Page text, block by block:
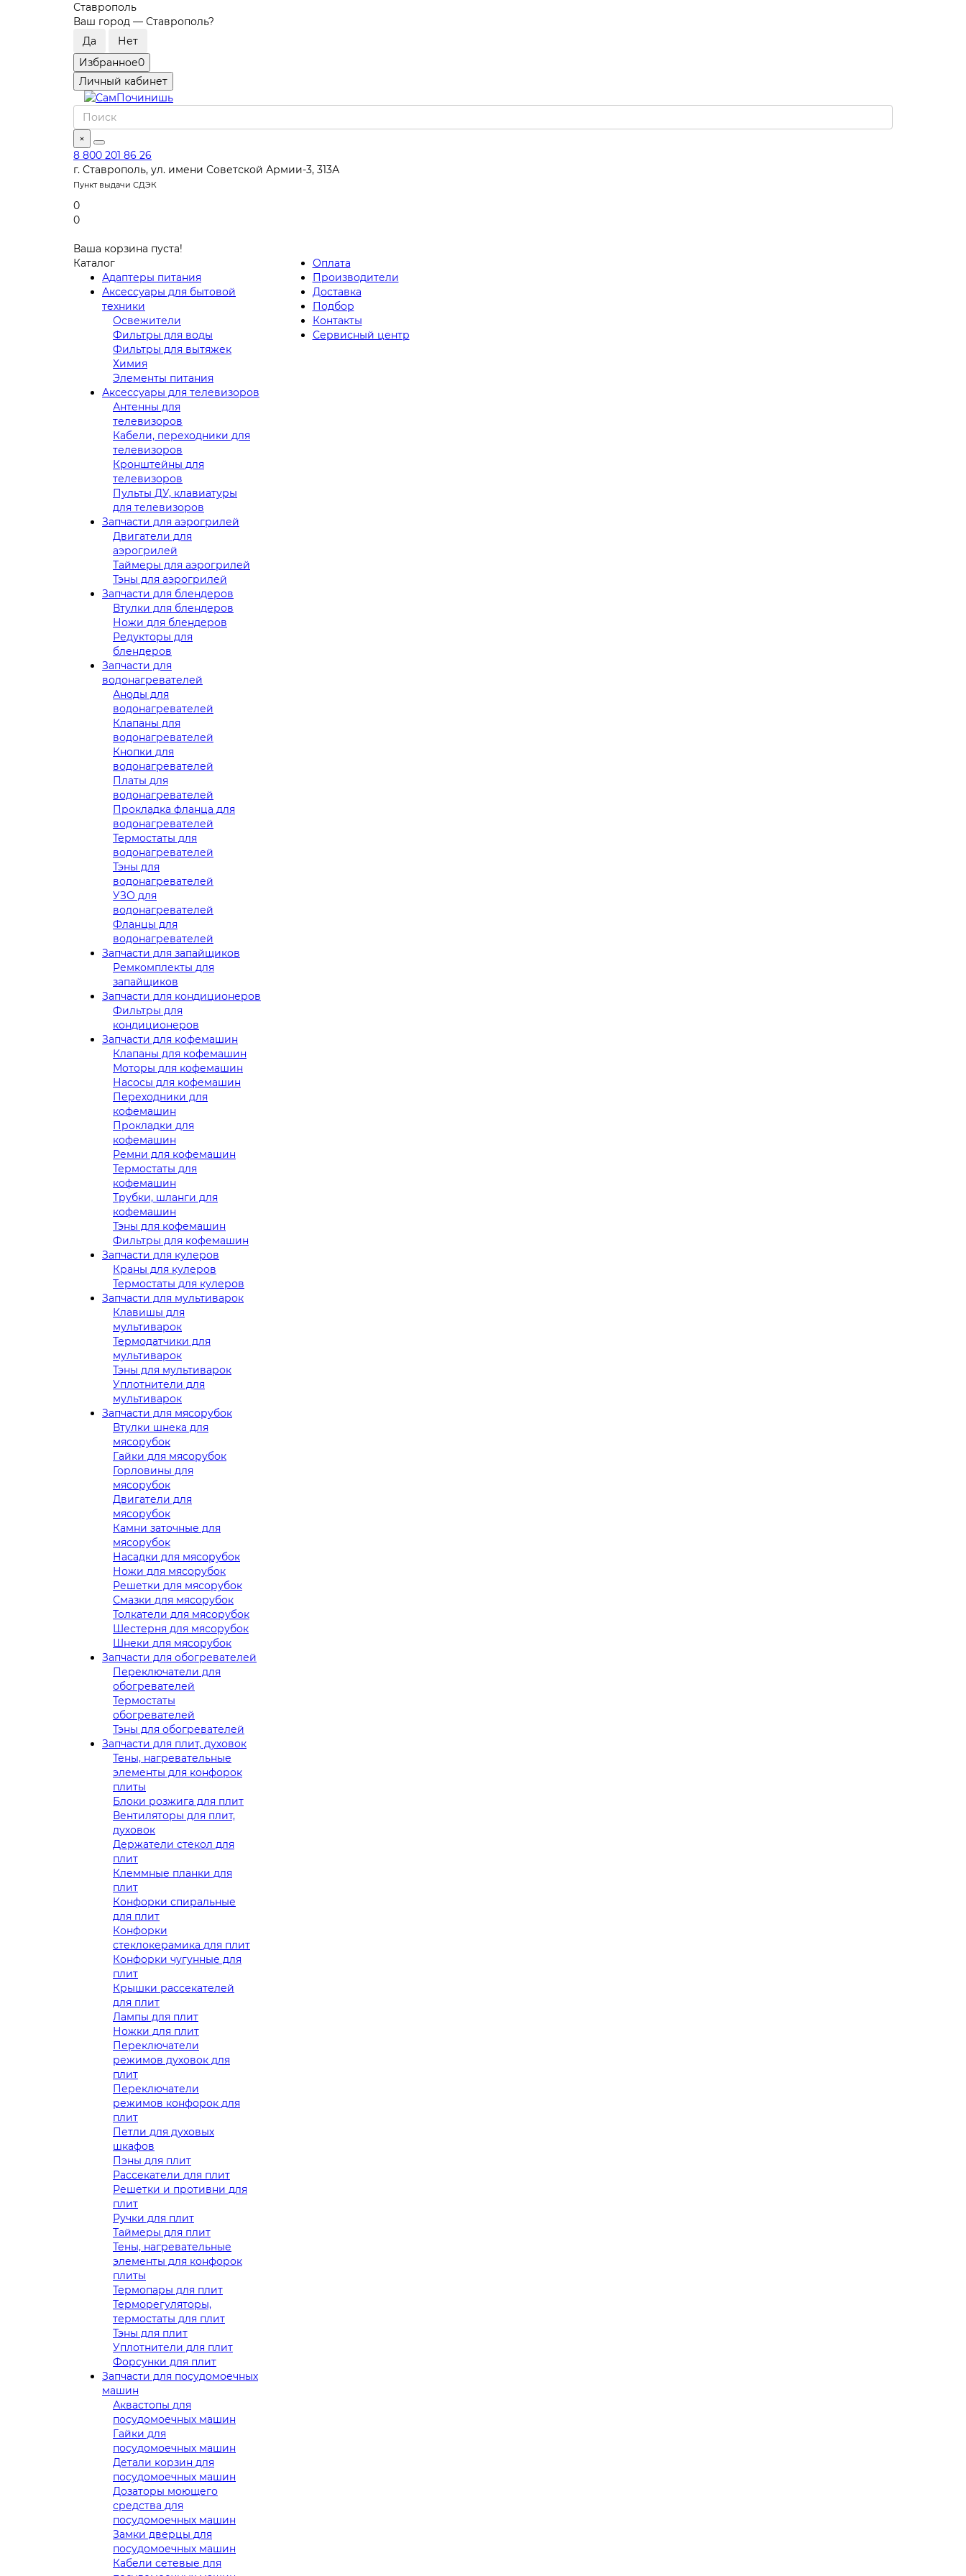
Ставрополь
Ваш город — Ставрополь?
Избранное0
Личный кабинет
×
8 800 201 86 26
г. Ставрополь, ул. имени Советской Армии-3, 313А
Пункт выдачи СДЭК
0
0
Ваша корзина пуста!
Каталог
Адаптеры питания
Аксессуары для бытовой
техники
Освежители
Фильтры для воды
Фильтры для вытяжек
Химия
Элементы питания
Аксессуары для телевизоров
Антенны для
телевизоров
Кабели, переходники для
телевизоров
Кронштейны для
телевизоров
Пульты ДУ, клавиатуры
для телевизоров
Запчасти для аэрогрилей
Двигатели для
аэрогрилей
Таймеры для аэрогрилей
Тэны для аэрогрилей
Запчасти для блендеров
Втулки для блендеров
Ножи для блендеров
Редукторы для
блендеров
Запчасти для
водонагревателей
Аноды для
водонагревателей
Клапаны для
водонагревателей
Кнопки для
водонагревателей
Платы для
водонагревателей
Прокладка фланца для
водонагревателей
Термостаты для
водонагревателей
Тэны для
водонагревателей
УЗО для
водонагревателей
Фланцы для
водонагревателей
Запчасти для запайщиков
Ремкомплекты для
запайщиков
Запчасти для кондиционеров
Фильтры для
кондиционеров
Запчасти для кофемашин
Клапаны для кофемашин
Моторы для кофемашин
Насосы для кофемашин
Переходники для
кофемашин
Прокладки для
кофемашин
Ремни для кофемашин
Термостаты для
кофемашин
Трубки, шланги для
кофемашин
Тэны для кофемашин
Фильтры для кофемашин
Запчасти для кулеров
Краны для кулеров
Термостаты для кулеров
Запчасти для мультиварок
Клавишы для
мультиварок
Термодатчики для
мультиварок
Тэны для мультиварок
Уплотнители для
мультиварок
Запчасти для мясорубок
Втулки шнека для
мясорубок
Гайки для мясорубок
Горловины для
мясорубок
Двигатели для
мясорубок
Камни заточные для
мясорубок
Насадки для мясорубок
Ножи для мясорубок
Решетки для мясорубок
Смазки для мясорубок
Толкатели для мясорубок
Шестерня для мясорубок
Шнеки для мясорубок
Запчасти для обогревателей
Переключатели для
обогревателей
Термостаты
обогревателей
Тэны для обогревателей
Запчасти для плит, духовок
Тены, нагревательные
элементы для конфорок
плиты
Блоки розжига для плит
Вентиляторы для плит,
духовок
Держатели стекол для
плит
Клеммные планки для
плит
Конфорки спиральные
для плит
Конфорки
стеклокерамика для плит
Конфорки чугунные для
плит
Крышки рассекателей
для плит
Лампы для плит
Ножки для плит
Переключатели
режимов духовок для
плит
Переключатели
режимов конфорок для
плит
Петли для духовых
шкафов
Пэны для плит
Рассекатели для плит
Решетки и противни для
плит
Ручки для плит
Таймеры для плит
Тены, нагревательные
элементы для конфорок
плиты
Термопары для плит
Терморегуляторы,
термостаты для плит
Тэны для плит
Уплотнители для плит
Форсунки для плит
Запчасти для посудомоечных
машин
Аквастопы для
посудомоечных машин
Гайки для
посудомоечных машин
Детали корзин для
посудомоечных машин
Дозаторы моющего
средства для
посудомоечных машин
Замки дверцы для
посудомоечных машин
Кабели сетевые для
Оплата
Производители
Доставка
Подбор
Контакты
Сервисный центр